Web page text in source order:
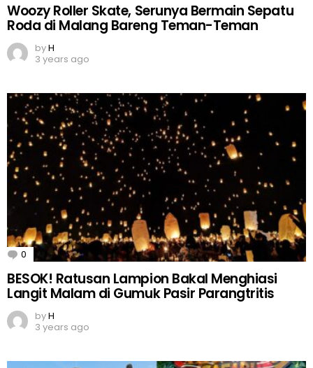
Woozy Roller Skate, Serunya Bermain Sepatu
Roda di Malang Bareng Teman-Teman
byH
3 years ago
0 Comments
BESOK! Ratusan Lampion Bakal Menghiasi
Langit Malam di Gumuk Pasir Parangtritis
byH
3 years ago